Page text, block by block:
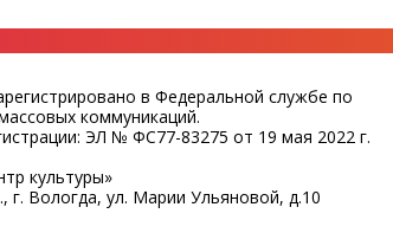
в Федеральной службе по
коммуникаций.
ЭЛ № ФС77-83275 от 19 мая 2022 г.
культуры»
г. Вологда, ул. Марии Ульяновой, д.10